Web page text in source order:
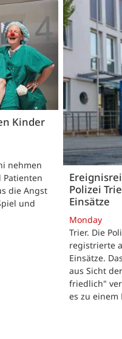
Kinder
nehmen
die Angst
und
Polizei
Einsätze
Monday
Trier. Die
registrierte
Einsätze.
aus Sicht
friedlich"
es zu